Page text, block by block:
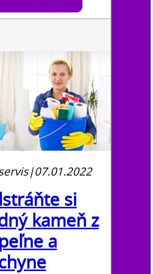
|07.01.2022
si
kameň z
a